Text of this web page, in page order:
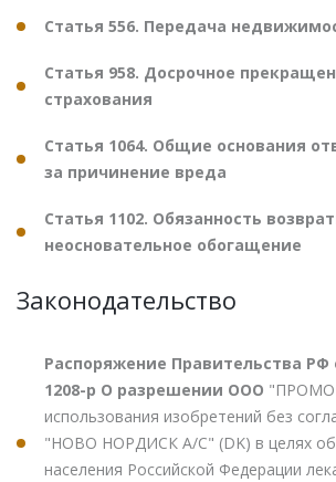
Статья 556. Передача
Статья 958. Досрочное
страхования
Статья 1064. Общие основания
за причинение вреда
Статья 1102. Обязанность
неосновательное обогащение
Законодательство
Распоряжение Правительства РФ
1208-р О разрешении ООО
использования изобретений без
"НОВО НОРДИСК А/С" (DK) в целях
населения Российской Федерации